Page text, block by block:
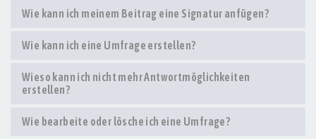
Wie kann ich meinem Beitrag eine Signatur anfügen?
Wie kann ich eine Umfrage erstellen?
Wieso kann ich nicht mehr Antwortmöglichkeiten
erstellen?
Wie bearbeite oder lösche ich eine Umfrage?